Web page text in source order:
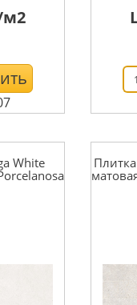
White